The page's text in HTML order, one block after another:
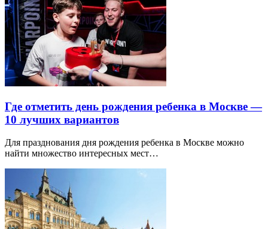
Где отметить день рождения ребенка в Москве —
10 лучших вариантов
Для празднования дня рождения ребенка в Москве можно
найти множество интересных мест…